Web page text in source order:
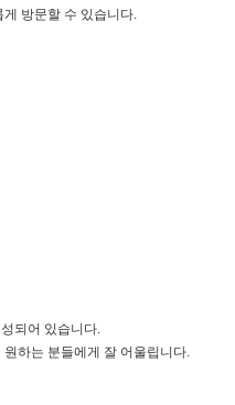
방문할 수 있습니다.
되어 있습니다.
하는 분들에게 잘 어울립니다.